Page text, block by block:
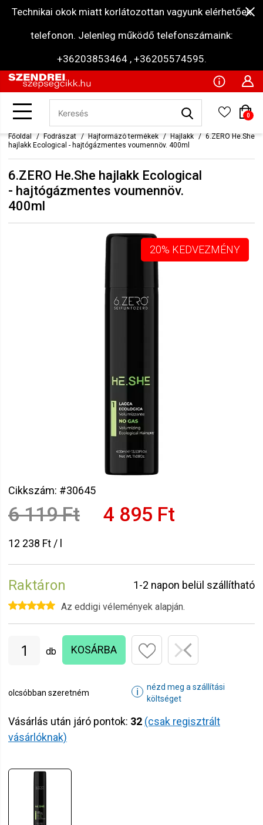
Technikai okok miatt korlátozottan vagyunk elérhetőek
telefonon. Jelenleg működő telefonszámaink:
+36203853464 , +36205574595.
0
Főoldal Fodrászat Hajformázó termékek Hajlakk
6.ZERO He.She
hajlakk Ecological - hajtógázmentes voumennöv. 400ml
6.ZERO He.She hajlakk Ecological
- hajtógázmentes voumennöv.
400ml
20% KEDVEZMÉNY
Cikkszám: #30645
6 119 Ft 4 895 Ft
12 238 Ft / l
Raktáron 1-2 napon belül szállítható
Az eddigi vélemények alapján.
db KOSÁRBA
olcsóbban szeretném ℹ
nézd meg a szállítási
költséget
Vásárlás után járó pontok: 32 (csak regisztrált
vásárlóknak)